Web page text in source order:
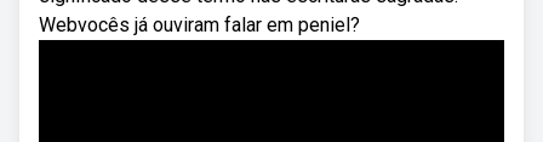
Webvocês já ouviram falar em peniel?